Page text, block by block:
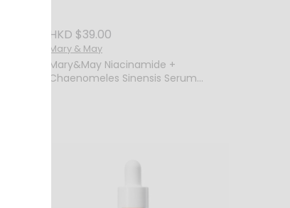
HKD $39.00
Mary & May
Mary&May Niacinamide +
Chaenomeles Sinensis Serum